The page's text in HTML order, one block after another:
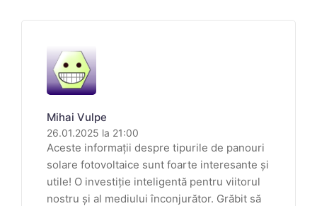
Mihai Vulpe
26.01.2025 la 21:00
Aceste informații despre tipurile de panouri
solare fotovoltaice sunt foarte interesante și
utile! O investiție inteligentă pentru viitorul
nostru și al mediului înconjurător. Grăbit să